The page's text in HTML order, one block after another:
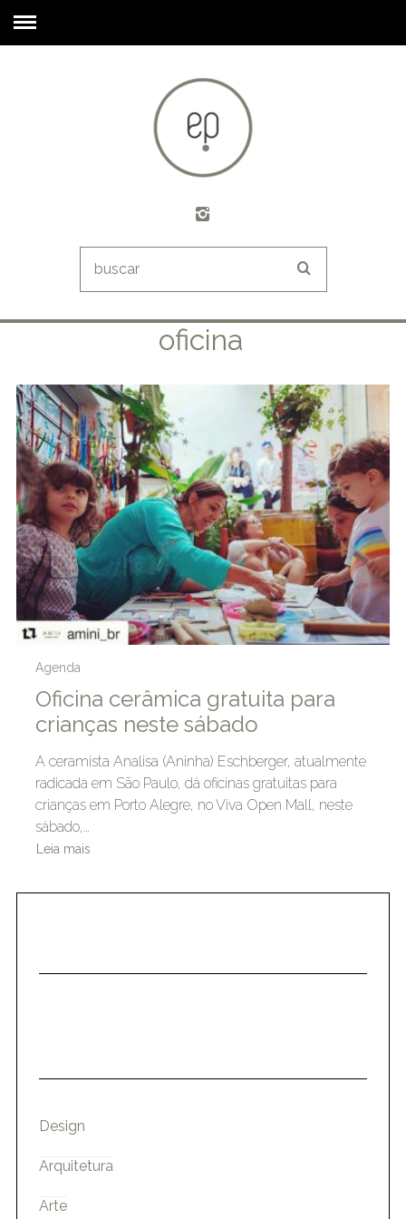
oficina
Agenda
Oficina cerâmica gratuita para
crianças neste sábado
A ceramista Analisa (Aninha) Eschberger, atualmente
radicada em São Paulo, dá oficinas gratuitas para
crianças em Porto Alegre, no Viva Open Mall, neste
sábado,…
Leia mais
Design
Arquitetura
Arte